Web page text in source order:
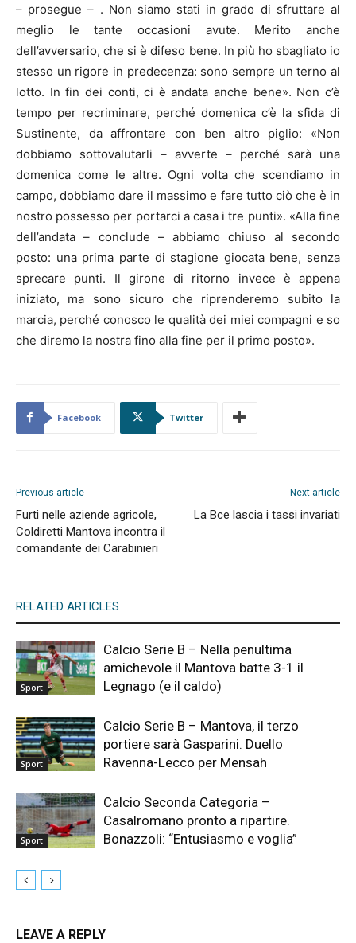
– prosegue – . Non siamo stati in grado di sfruttare al
meglio le tante occasioni avute. Merito anche
dell’avversario, che si è difeso bene. In più ho sbagliato io
stesso un rigore in predecenza: sono sempre un terno al
lotto. In fin dei conti, ci è andata anche bene». Non c’è
tempo per recriminare, perché domenica c’è la sfida di
Sustinente, da affrontare con ben altro piglio: «Non
dobbiamo sottovalutarli – avverte – perché sarà una
domenica come le altre. Ogni volta che scendiamo in
campo, dobbiamo dare il massimo e fare tutto ciò che è in
nostro possesso per portarci a casa i tre punti». «Alla fine
dell’andata – conclude – abbiamo chiuso al secondo
posto: una prima parte di stagione giocata bene, senza
sprecare punti. Il girone di ritorno invece è appena
iniziato, ma sono sicuro che riprenderemo subito la
marcia, perché conosco le qualità dei miei compagni e so
che diremo la nostra fino alla fine per il primo posto».
Facebook Twitter
Previous article
Furti nelle aziende agricole,
Coldiretti Mantova incontra il
comandante dei Carabinieri
Next article
La Bce lascia i tassi invariati
RELATED ARTICLES
Sport
Calcio Serie B – Nella penultima
amichevole il Mantova batte 3-1 il
Legnago (e il caldo)
Sport
Calcio Serie B – Mantova, il terzo
portiere sarà Gasparini. Duello
Ravenna-Lecco per Mensah
Sport
Calcio Seconda Categoria –
Casalromano pronto a ripartire.
Bonazzoli: “Entusiasmo e voglia”
LEAVE A REPLY